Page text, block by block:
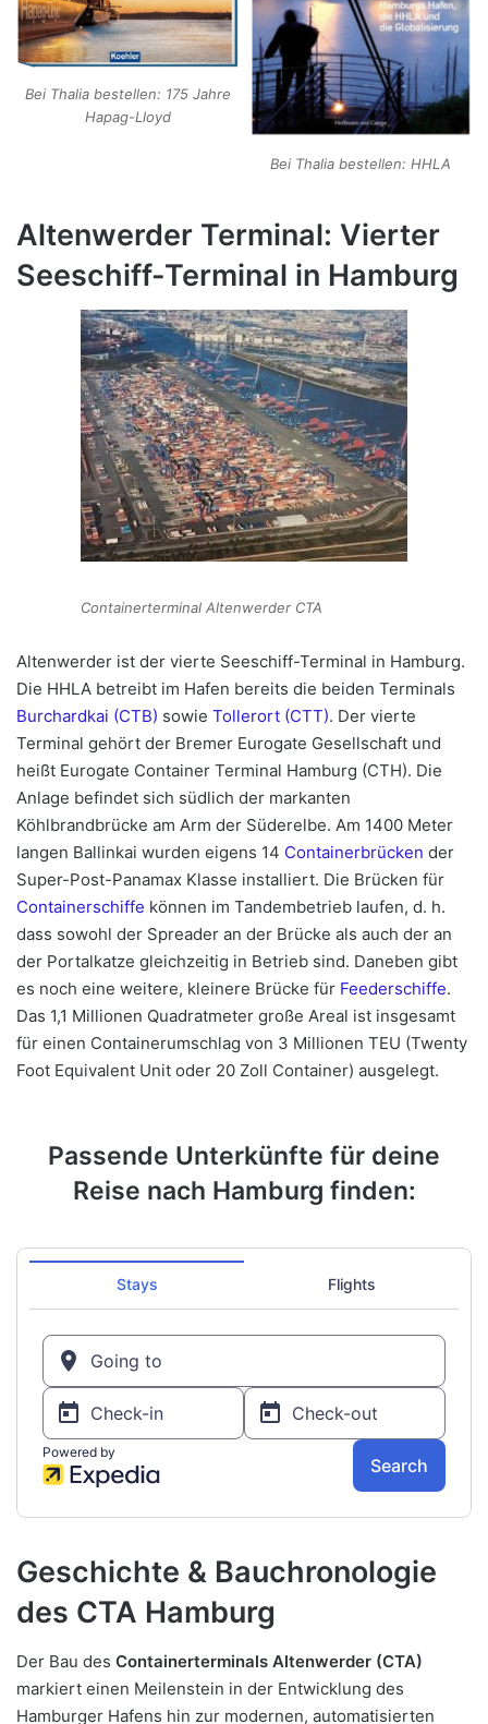
Bei Thalia bestellen: 175 Jahre
Hapag-Lloyd
Bei Thalia bestellen: HHLA
Altenwerder Terminal: Vierter
Seeschiff-Terminal in Hamburg
Containerterminal Altenwerder CTA
Altenwerder ist der vierte Seeschiff-Terminal in Hamburg.
Die HHLA betreibt im Hafen bereits die beiden Terminals
Burchardkai (CTB) sowie Tollerort (CTT). Der vierte
Terminal gehört der Bremer Eurogate Gesellschaft und
heißt Eurogate Container Terminal Hamburg (CTH). Die
Anlage befindet sich südlich der markanten
Köhlbrandbrücke am Arm der Süderelbe. Am 1400 Meter
langen Ballinkai wurden eigens 14 Containerbrücken der
Super-Post-Panamax Klasse installiert. Die Brücken für
Containerschiffe können im Tandembetrieb laufen, d. h.
dass sowohl der Spreader an der Brücke als auch der an
der Portalkatze gleichzeitig in Betrieb sind. Daneben gibt
es noch eine weitere, kleinere Brücke für Feederschiffe.
Das 1,1 Millionen Quadratmeter große Areal ist insgesamt
für einen Containerumschlag von 3 Millionen TEU (Twenty
Foot Equivalent Unit oder 20 Zoll Container) ausgelegt.
Passende Unterkünfte für deine
Reise nach Hamburg finden:
Geschichte & Bauchronologie
des CTA Hamburg
Der Bau des Containerterminals Altenwerder (CTA)
markiert einen Meilenstein in der Entwicklung des
Hamburger Hafens hin zur modernen, automatisierten